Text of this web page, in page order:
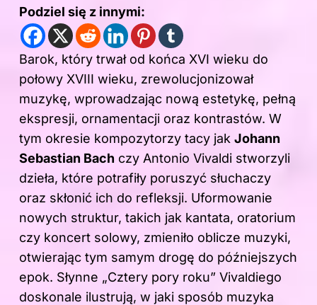
Podziel się z innymi:
Barok, który trwał od końca XVI wieku do
połowy XVIII wieku, zrewolucjonizował
muzykę, wprowadzając nową estetykę, pełną
ekspresji, ornamentacji oraz kontrastów. W
tym okresie kompozytorzy tacy jak Johann
Sebastian Bach czy Antonio Vivaldi stworzyli
dzieła, które potrafiły poruszyć słuchaczy
oraz skłonić ich do refleksji. Uformowanie
nowych struktur, takich jak kantata, oratorium
czy koncert solowy, zmieniło oblicze muzyki,
otwierając tym samym drogę do późniejszych
epok. Słynne „Cztery pory roku” Vivaldiego
doskonale ilustrują, w jaki sposób muzyka